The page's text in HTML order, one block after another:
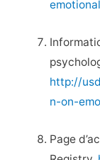
http://
n-on-
Page